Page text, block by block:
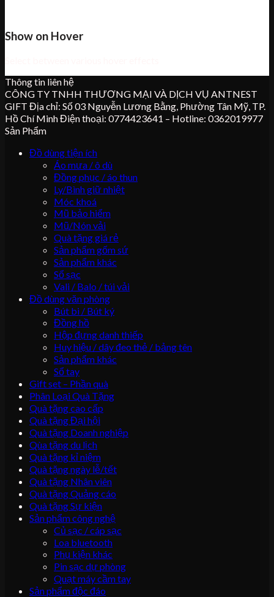
Show on Hover
Thông tin liên hệ
CÔNG TY TNHH THƯƠNG MẠI VÀ DỊCH VỤ ANTNEST
GIFT Địa chỉ: Số 03 Nguyễn Lương Bằng, Phường Tân Mỹ, TP.
Hồ Chí Minh Điện thoại: 0774423641 – Hotline: 0362019977
Sản Phẩm
Đồ dùng tiện ích
Áo mưa / ô dù
Đồng phục / áo thun
Ly/Bình giữ nhiệt
Móc khoá
Mũ bảo hiểm
Mũ/Nón vải
Quà tặng giá rẻ
Sản phẩm gốm sứ
Sản phẩm khác
Sổ sạc
Vali / Balo / túi vải
Đồ dùng văn phòng
Bút bi / Bút ký
Đồng hồ
Hộp đựng danh thiếp
Huy hiệu / dây đeo thẻ / bảng tên
Sản phẩm khác
Sổ tay
Gift set – Phần quà
Phân Loại Quà Tặng
Quà tặng cao cấp
Quà tặng Đại hội
Quà tặng Doanh nghiệp
Qùa tặng du lịch
Quà tặng kỉ niệm
Quà tặng ngày lễ/tết
Quà tặng Nhân viên
Quà tặng Quảng cáo
Quà tặng Sự kiện
Sản phẩm công nghệ
Củ sạc / cáp sạc
Loa bluetooth
Phụ kiện khác
Pin sạc dự phòng
Quạt máy cầm tay
Sản phẩm độc đáo